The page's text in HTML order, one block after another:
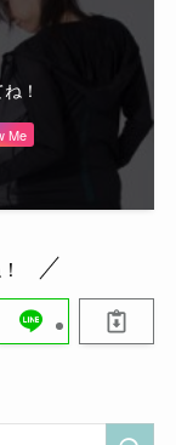
！
Me